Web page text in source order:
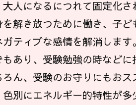
人になるにつれて固定化
解き放つために働き、子
ティブな感情を解消しま
あり、受験勉強の時など
ん、受験のお守りにもおス
別にエネルギー的特性が